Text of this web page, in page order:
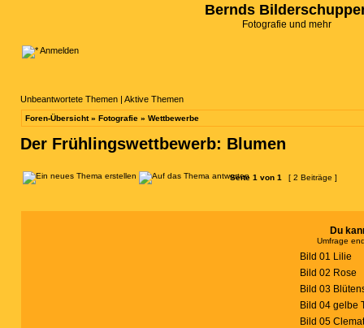
Bernds
Fotografie und mehr
Anmelden
Unbeantwortete Themen | Aktive Themen
Foren-Übersicht» Fotografie » Wettbewerbe
Der Frühlingswettbewerb: Blumen
Seite 1 von 1 [ 2 Beiträge ]
Du
Umfrage
Bild 01 Lilie
Bild 02 Rose
Bild 03
Bild 04 gelbe
Bild 05